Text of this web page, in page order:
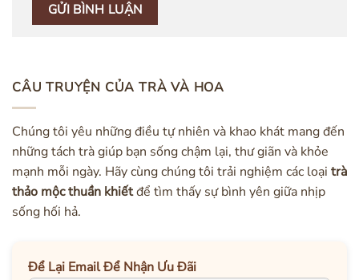
CÂU TRUYỆN CỦA TRÀ VÀ HOA
Chúng tôi yêu những điều tự nhiên và khao khát mang đến
những tách trà giúp bạn sống chậm lại, thư giãn và khỏe
mạnh mỗi ngày. Hãy cùng chúng tôi trải nghiệm các loại trà
thảo mộc thuần khiếtđể tìm thấy sự bình yên giữa nhịp
sống hối hả.
Để Lại Email Để Nhận Ưu Đãi